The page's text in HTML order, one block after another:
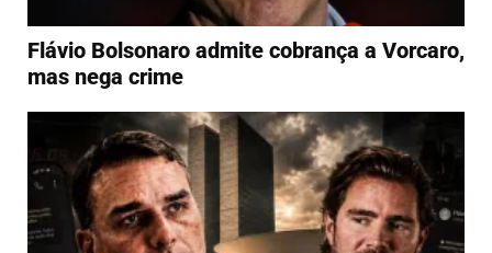
Flávio Bolsonaro admite cobrança a Vorcaro,
mas nega crime